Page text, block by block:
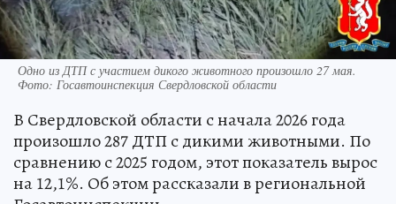
Одно из ДТП с участием дикого животного произошло 27 мая.
Фото: Госавтоинспекция Свердловской области
В Свердловской области с начала 2026 года
произошло 287 ДТП с дикими животными. По
сравнению с 2025 годом, этот показатель вырос
на 12,1%. Об этом рассказали в региональной